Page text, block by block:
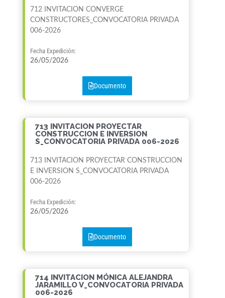
712 INVITACION CONVERGE
CONSTRUCTORES_CONVOCATORIA PRIVADA
006-2026
Fecha Expedición:
26/05/2026
Documento
713 INVITACION PROYECTAR
CONSTRUCCION E INVERSION
S_CONVOCATORIA PRIVADA 006-2026
713 INVITACION PROYECTAR CONSTRUCCION
E INVERSION S_CONVOCATORIA PRIVADA
006-2026
Fecha Expedición:
26/05/2026
Documento
714 INVITACION MÓNICA ALEJANDRA
JARAMILLO V_CONVOCATORIA PRIVADA
006-2026